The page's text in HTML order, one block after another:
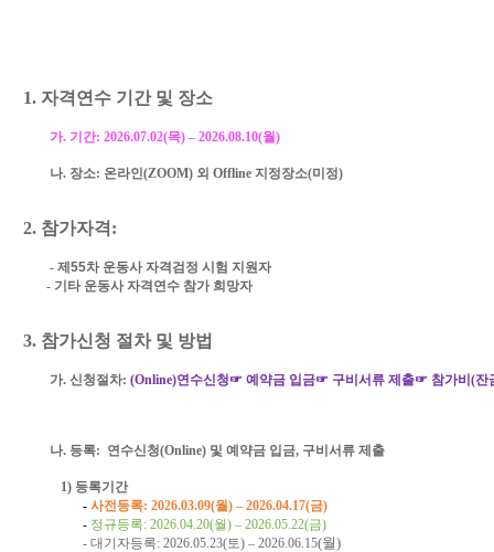
1. 자격연수 기간 및 장소
가.기간: 2026.07.02(목)– 2026.08.10(월)
나. 장소: 온라인(ZOOM) 외 Offline지정장소(미정)
2. 참가자격 :
-제55차 운동사 자격검정 시험 지원자
-기타 운동사 자격연수 참가 희망자
3. 참가신청 절차 및 방법
가.신청절차: (Online)연수신청☞ 예약금 입금☞ 구비서류 제출☞ 참가비(잔
나. 등록: 연수신청(Online) 및 예약금 입금, 구비서류 제출
1) 등록기간
- 사전등록: 2026.03.09(월) –2026.04.17(금)
- 정규등록: 2026.04. 20(월) –2026.05. 22(금)
- 대기자등록: 2026.05. 23(토) – 2026.06. 15(월)